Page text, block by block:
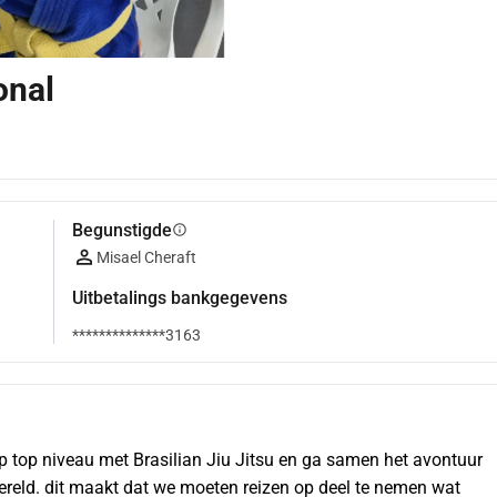
Begunstigdeinfo
Misael Cheraft
Uitbetalings bankgegevens
**************3163
top niveau met Brasilian Jiu Jitsu en ga samen het avontuur
dit maakt dat we moeten reizen op deel te nemen wat